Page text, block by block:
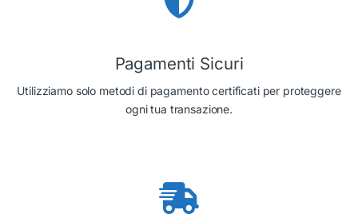
Pagamenti Sicuri
Utilizziamo solo metodi di pagamento certificati per proteggere
ogni tua transazione.